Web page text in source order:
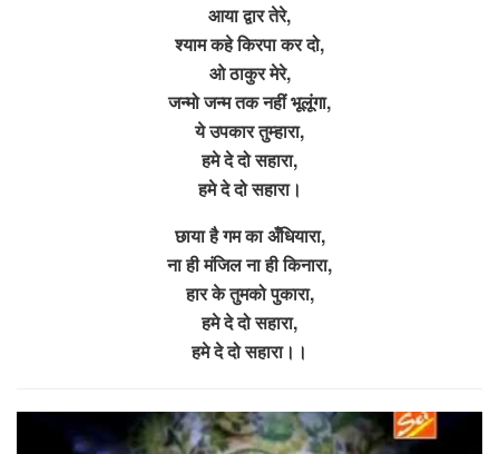
आया द्वार तेरे,
श्याम कहे किरपा कर दो,
ओ ठाकुर मेरे,
जन्मो जन्म तक नहीं भूलूंगा,
ये उपकार तुम्हारा,
हमे दे दो सहारा,
हमे दे दो सहारा।
छाया है गम का अँधियारा,
ना ही मंजिल ना ही किनारा,
हार के तुमको पुकारा,
हमे दे दो सहारा,
हमे दे दो सहारा।।